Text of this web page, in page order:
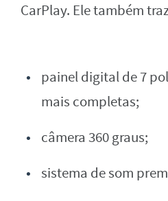
CarPlay. Ele também
painel digital de 7
mais completas;
câmera 360 graus;
sistema de som